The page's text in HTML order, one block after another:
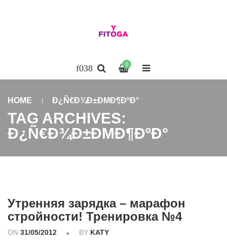
0
HOME Ð¿Ñ€Ð¾Ð±ÐΜÐ¶ÐºÐ°
TAG ARCHIVES:
Ð¿Ñ€Ð¾Ð±ÐΜÐ¶ÐºÐ°
Утренняя зарядка – марафон
стройности! Тренировка №4
ON 31/05/2012 BY KATY